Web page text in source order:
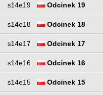
s14e19 Odcinek 19
s14e18 Odcinek 18
s14e17 Odcinek 17
s14e16 Odcinek 16
s14e15 Odcinek 15